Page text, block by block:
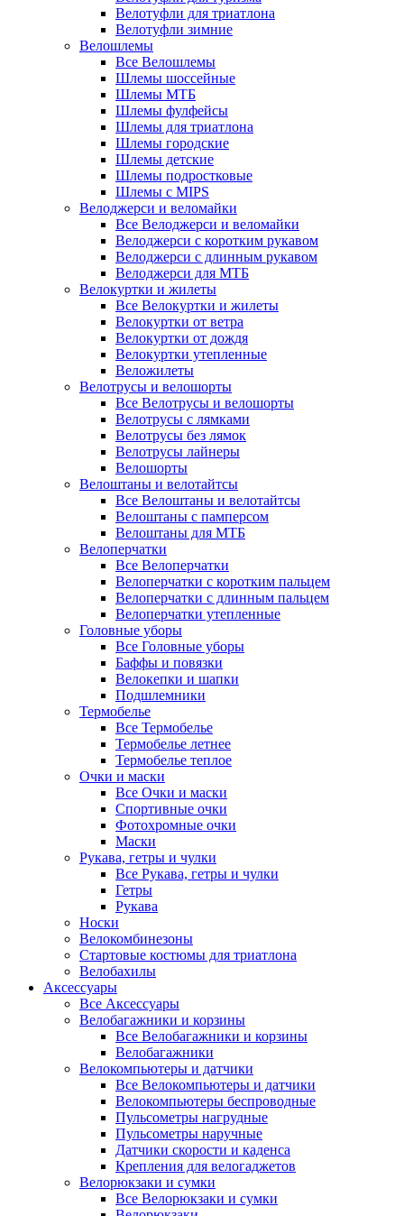
Велотуфли для триатлона
Велотуфли зимние
Велошлемы
Все Велошлемы
Шлемы шоссейные
Шлемы МТБ
Шлемы фулфейсы
Шлемы для триатлона
Шлемы городские
Шлемы детские
Шлемы подростковые
Шлемы с MIPS
Велоджерси и веломайки
Все Велоджерси и веломайки
Велоджерси с коротким рукавом
Велоджерси с длинным рукавом
Велоджерси для МТБ
Велокуртки и жилеты
Все Велокуртки и жилеты
Велокуртки от ветра
Велокуртки от дождя
Велокуртки утепленные
Веложилеты
Велотрусы и велошорты
Все Велотрусы и велошорты
Велотрусы с лямками
Велотрусы без лямок
Велотрусы лайнеры
Велошорты
Велоштаны и велотайтсы
Все Велоштаны и велотайтсы
Велоштаны с памперсом
Велоштаны для МТБ
Велоперчатки
Все Велоперчатки
Велоперчатки с коротким пальцем
Велоперчатки с длинным пальцем
Велоперчатки утепленные
Головные уборы
Все Головные уборы
Баффы и повязки
Велокепки и шапки
Подшлемники
Термобелье
Все Термобелье
Термобелье летнее
Термобелье теплое
Очки и маски
Все Очки и маски
Спортивные очки
Фотохромные очки
Маски
Рукава, гетры и чулки
Все Рукава, гетры и чулки
Гетры
Рукава
Носки
Велокомбинезоны
Стартовые костюмы для триатлона
Велобахилы
Аксессуары
Все Аксессуары
Велобагажники и корзины
Все Велобагажники и корзины
Велобагажники
Велокомпьютеры и датчики
Все Велокомпьютеры и датчики
Велокомпьютеры беспроводные
Пульсометры нагрудные
Пульсометры наручные
Датчики скорости и каденса
Крепления для велогаджетов
Велорюкзаки и сумки
Все Велорюкзаки и сумки